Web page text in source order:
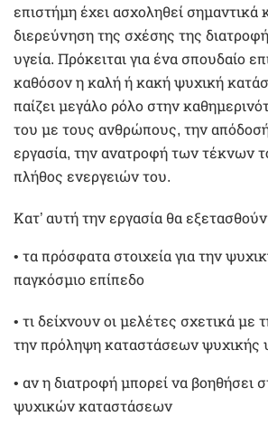
επιστήμη έχει ασχοληθεί σημαντικά
διερεύνηση της σχέσης της
υγεία. Πρόκειται για ένα σπουδαίο
καθόσον η καλή ή κακή ψυχική
παίζει μεγάλο ρόλο στην
του με τους ανθρώπους, την
εργασία, την ανατροφή των τέκνων
πλήθος ενεργειών του.
Κατ’ αυτή την εργασία θα
• τα πρόσφατα στοιχεία για την
παγκόσμιο επίπεδο
• τι δείχνουν οι μελέτες σχετικά με
την πρόληψη καταστάσεων ψυχικής
• αν η διατροφή μπορεί να βοηθήσει
ψυχικών καταστάσεων